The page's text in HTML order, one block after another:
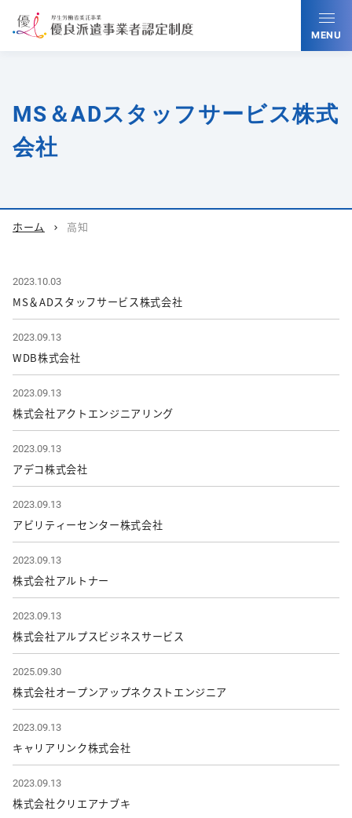
MENU
MS＆ADスタッフサービス株式
会社
ホーム chevron_right 高知
2023.10.03
MS＆ADスタッフサービス株式会社
2023.09.13
WDB株式会社
2023.09.13
株式会社アクトエンジニアリング
2023.09.13
アデコ株式会社
2023.09.13
アビリティーセンター株式会社
2023.09.13
株式会社アルトナー
2023.09.13
株式会社アルプスビジネスサービス
2025.09.30
株式会社オープンアップネクストエンジニア
2023.09.13
キャリアリンク株式会社
2023.09.13
株式会社クリエアナブキ